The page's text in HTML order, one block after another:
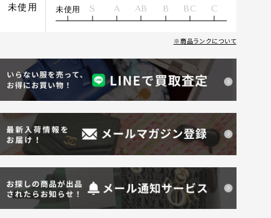
未使用 未使用 S A AB B BC C
商品ランクについて